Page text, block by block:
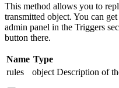
This method allows you to
transmitted object. You can
admin panel in the Triggers
button there.
Name Type
rules
object Description of